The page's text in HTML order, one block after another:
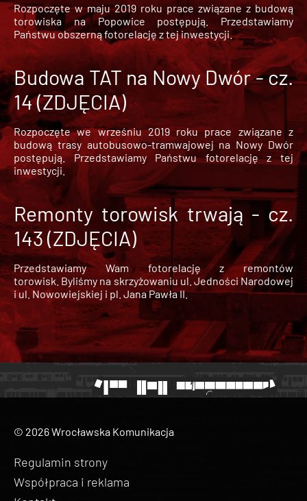
Rozpoczęte w maju 2019 roku prace związane z budową
torowiska na Popowice
postępują. Przedstawiamy
Państwu obszerną fotorelację z tej inwestycji.
Budowa TAT na Nowy Dwór - cz.
14 (ZDJĘCIA)
Rozpoczęte we wrześniu 2019 roku prace związane z
budową trasy autobusowo-tramwajowej na Nowy Dwór
postępują. Przedstawiamy Państwu fotorelację z tej
inwestycji.
Remonty torowisk trwają - cz.
143 (ZDJĘCIA)
Przedstawiamy Wam fotorelację z remontów
torowisk. Byliśmy na skrzyżowaniu ul. Jedności Narodowej
i ul. Nowowiejskiej i pl. Jana Pawła II.
© 2026 Wrocławska Komunikacja
Regulamin strony
Współpraca i reklama